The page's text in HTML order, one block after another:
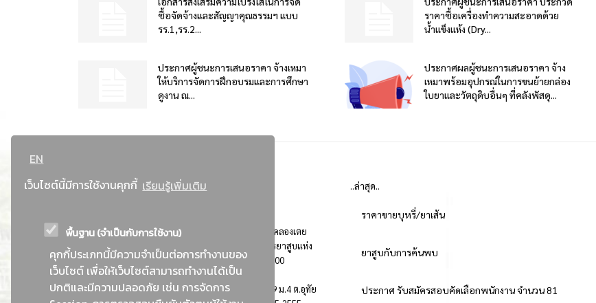
EN
เว็บไซต์นี้มีการใช้งานคุกกี้ เรียนรู้เพิ่มเติม
พื้นฐาน (จำเป็นกับการใช้งาน)
คุกกี้ประเภทนี้มีความจำเป็นต่อการทำงานของ
เว็บไซต์ เพื่อให้เว็บไซต์สามารถทำงานได้เป็น
ปกติและมีความปลอดภัย เช่น การจัดการ
ซื้อจัดจ้างและสัญญาคุณธรรมฯ แบบ
รร.1,รร.2...
ราคาซื้อเครื่องทำความสะอาดด้วย
น้ำแข็งแห้ง (Dry...
ประกาศผู้ชนะการเสนอราคา จ้างเหมา
ให้บริการจัดการฝึกอบรมและการศึกษา
ดูงาน ณ...
ประกาศผลผู้ชนะการเสนอราคา จ้าง
เหมาพร้อมอุปกรณ์ในการขนย้ายกล่อง
ใบยาและวัตถุดิบอื่นๆ ที่คลังพัสดุ...
ที่อยู่ : 184 ถนนพระรามที่ 4 แขวงคลองเตย เขตคลองเตย
กรุงเทพมหานคร 10110 ติดต่อประชาสัมพันธ์ การยาสูบแห่ง
ประเทศไทย Call center โทร. 0-2229-1000
การยาสูบแห่งประเทศไทย พระนครศรีอยุธยา : 999 ม.4 ต.อุทัย
..ล่าสุด..
ราคาขายบุหรี่/ยาเส้น
ยาสูบกับการค้นพบ
ประกาศ รับสมัครสอบคัดเลือกพนักงาน จำนวน 81